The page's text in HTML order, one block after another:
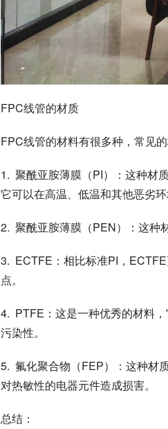
FPC线管的材质
FPC线管的材料有很多种，常见的
1.  聚酰亚胺薄膜（PI）：这种材
它可以在高温、低温和其他恶劣环
2.  聚酰亚胺薄膜（PEN）：这种
3.  ECTFE：相比标准PI，
点。
4.  PTFE：这是一种优秀的材料
污染性。
5.  氟化聚合物（FEP）：这种材
对热敏性的电器元件造成损害。
总结：